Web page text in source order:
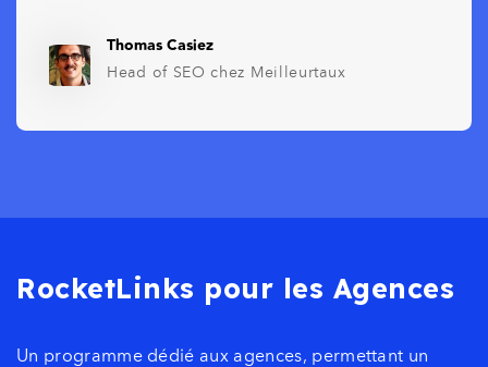
Thomas Casiez
Head of SEO chez Meilleurtaux
RocketLinks pour les Agences
Un programme dédié aux agences, permettant un